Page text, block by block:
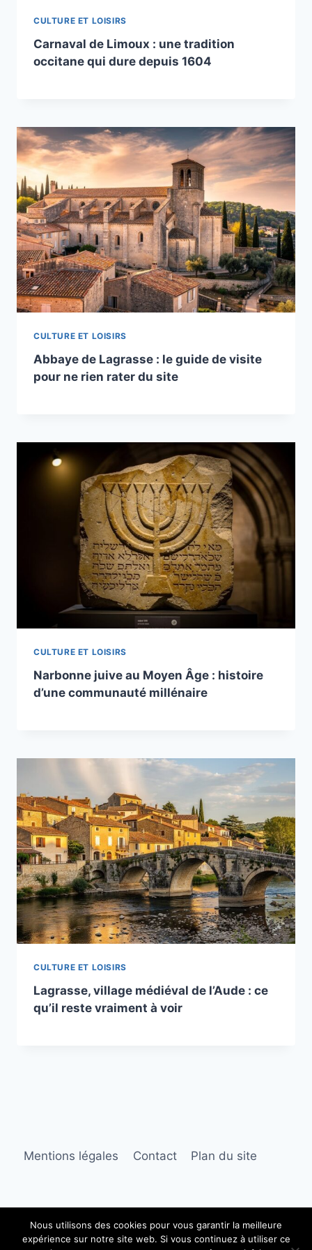
CULTURE ET LOISIRS
Carnaval de Limoux : une tradition
occitane qui dure depuis 1604
CULTURE ET LOISIRS
Abbaye de Lagrasse : le guide de visite
pour ne rien rater du site
CULTURE ET LOISIRS
Narbonne juive au Moyen Âge : histoire
d’une communauté millénaire
CULTURE ET LOISIRS
Lagrasse, village médiéval de l’Aude : ce
qu’il reste vraiment à voir
Mentions légales Contact Plan du site
Nous utilisons des cookies pour vous garantir la meilleure
expérience sur notre site web. Si vous continuez à utiliser ce